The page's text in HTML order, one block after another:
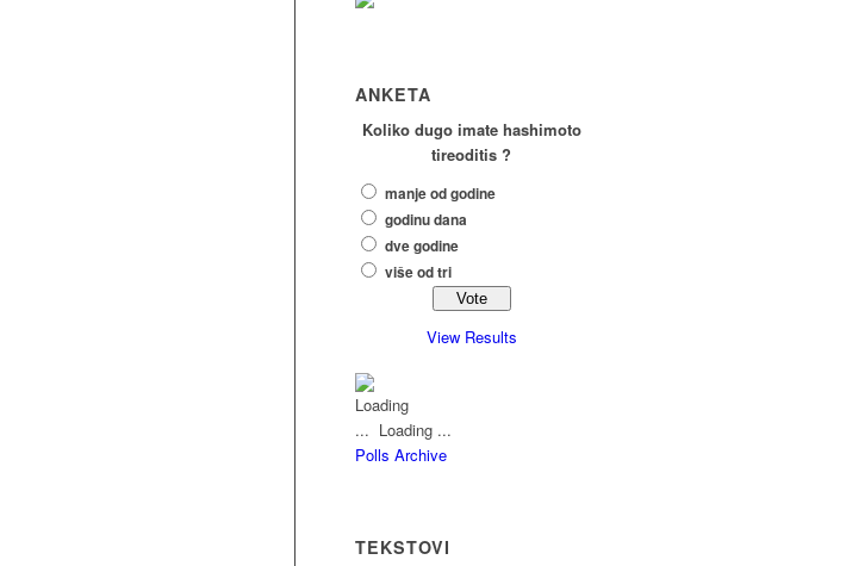
ANKETA
Koliko dugo imate hashimoto
tireoditis ?
manje od godine
godinu dana
dve godine
više od tri
View Results
Loading ...
Polls Archive
TEKSTOVI